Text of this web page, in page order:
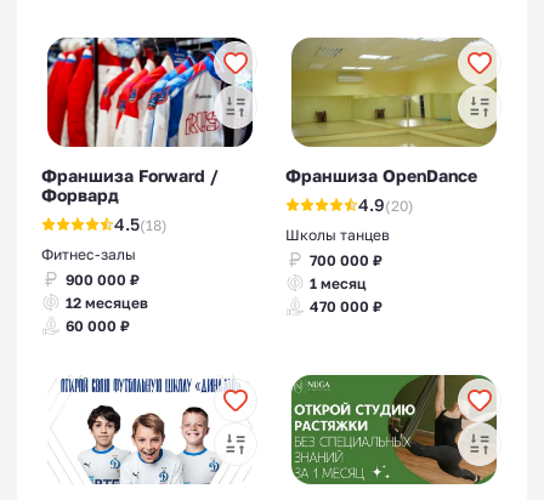
Франшиза Forward /
Форвард
4.5(18)
Фитнес-залы
900 000 ₽
12 месяцев
60 000 ₽
Франшиза OpenDance
4.9(20)
Школы танцев
700 000 ₽
1 месяц
470 000 ₽